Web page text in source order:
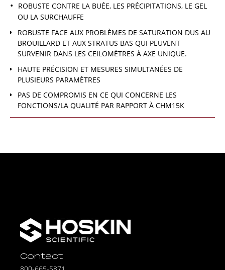
ROBUSTE CONTRE LA BUÉE, LES PRÉCIPITATIONS, LE GEL
OU LA SURCHAUFFE
ROBUSTE FACE AUX PROBLÈMES DE SATURATION DUS AU
BROUILLARD ET AUX STRATUS BAS QUI PEUVENT
SURVENIR DANS LES CEILOMÈTRES À AXE UNIQUE.
HAUTE PRÉCISION ET MESURES SIMULTANÉES DE
PLUSIEURS PARAMÈTRES
PAS DE COMPROMIS EN CE QUI CONCERNE LES
FONCTIONS/LA QUALITÉ PAR RAPPORT À CHM15K
Contact